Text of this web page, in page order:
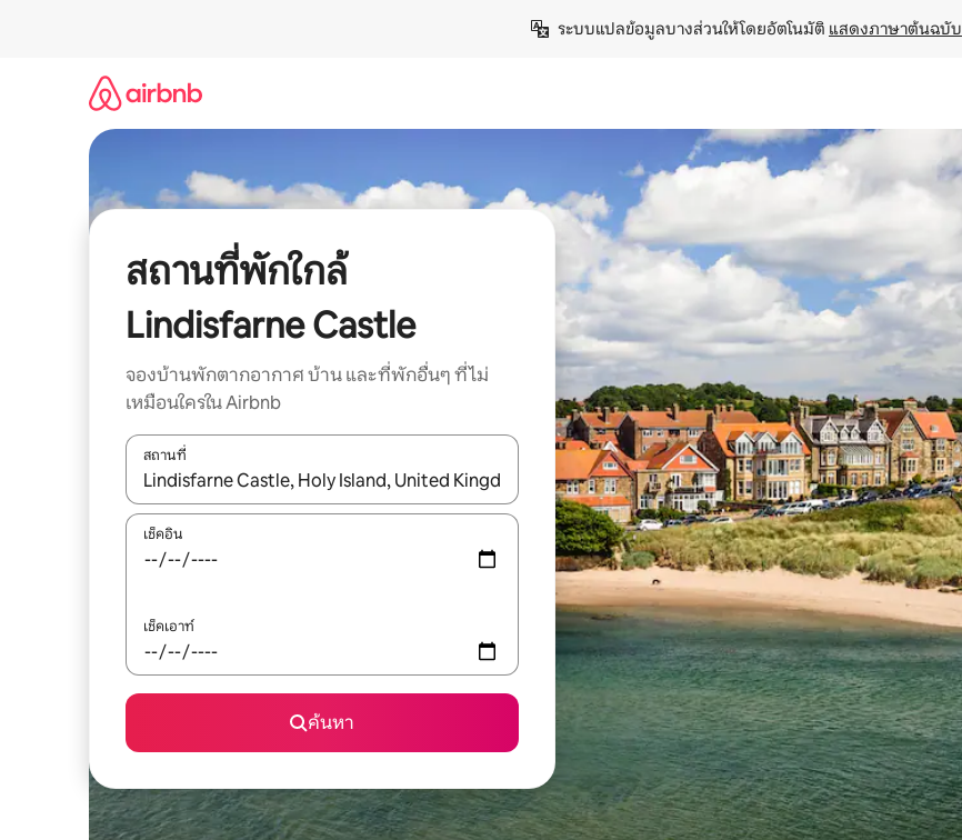
ระบบแปลข้อมูลบางส่วนให้โดยอัตโนมัติ แสดงภาษาต้นฉบับ
สถานที่พักใกล้
Lindisfarne Castle
จองบ้านพักตากอากาศ บ้าน และที่พักอื่นๆ ที่ไม่
เหมือนใครใน Airbnb
สถานที่
ใช้ลูกศรขึ้นลง หรือใช้การสัมผัสหรือปัด เพื่อสำรวจผลการค้นหา
เช็คอิน
เช็คเอาท์
ค้นหา